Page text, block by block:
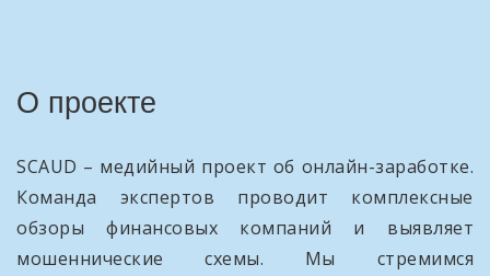
О проекте
SCAUD – медийный проект об онлайн-заработке.
Команда экспертов проводит комплексные
обзоры финансовых компаний и выявляет
мошеннические схемы. Мы стремимся